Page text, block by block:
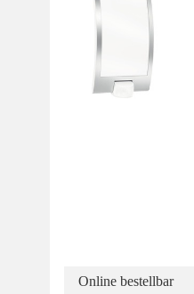
Online bestellbar